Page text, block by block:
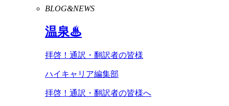
BLOG&NEWS
温泉♨
拝啓！通訳・翻訳者の皆様
ハイキャリア編集部
拝啓！通訳・翻訳者の皆様へ